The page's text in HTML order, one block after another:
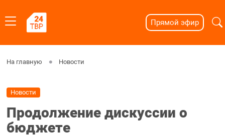
Прямой эфир
На главную Новости
Новости
Продолжение дискуссии о
бюджете